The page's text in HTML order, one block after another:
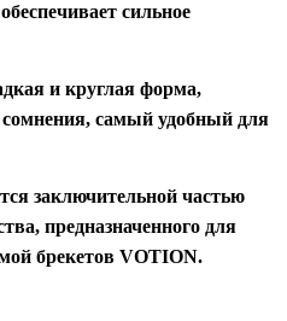
сильное
и круглая форма,
сомнения, самый удобный для
заключительной частью
предназначенного для
брекетов VOTION.